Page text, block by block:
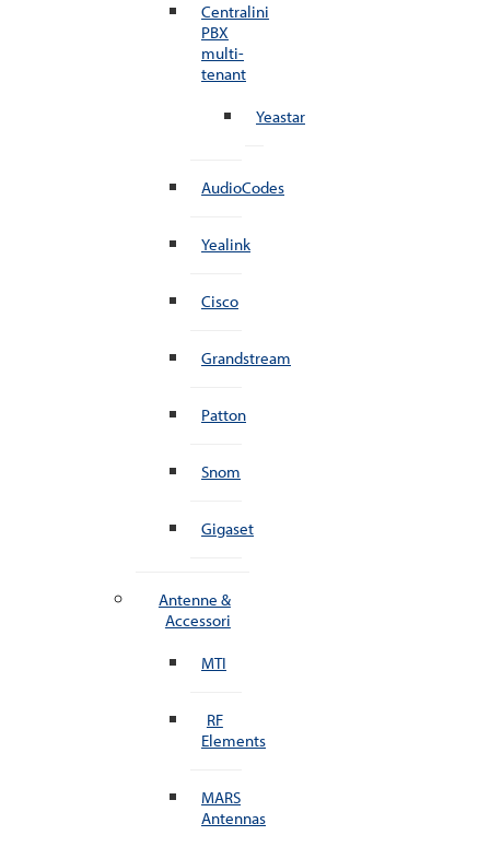
Centralini
PBX
multi-
tenant
Yeastar
AudioCodes
Yealink
Cisco
Grandstream
Patton
Snom
Gigaset
Antenne &
Accessori
MTI
RF
Elements
MARS
Antennas